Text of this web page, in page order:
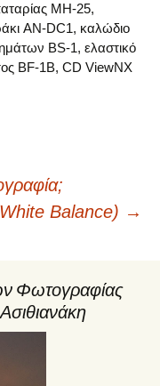
MH-25,
AN-DC1, καλώδιο
BS-1, ελαστικό
BF-1B, CD ViewNX
Balance) →
Φωτογραφίας